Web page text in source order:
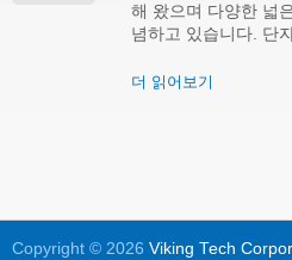
해 왔으며 다양한 넓
념하고 있습니다. 단
더 읽어보기
Copyright © 2026 Viking Tech